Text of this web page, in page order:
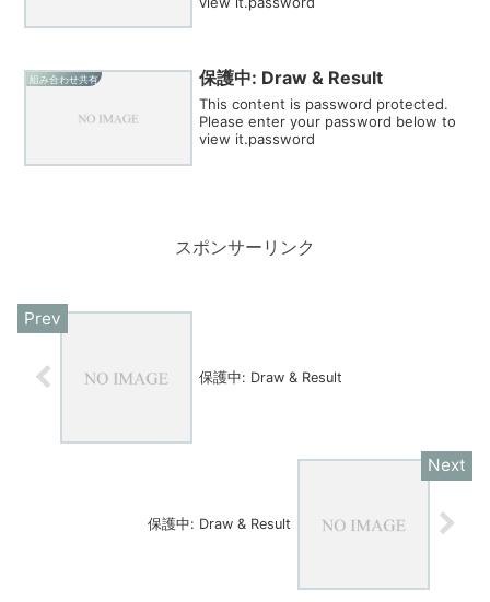
組み合わせ共有 保護中: Draw & Result
This content is password protected.
Please enter your password below to
view it.password
スポンサーリンク
保護中: Draw & Result
保護中: Draw & Result